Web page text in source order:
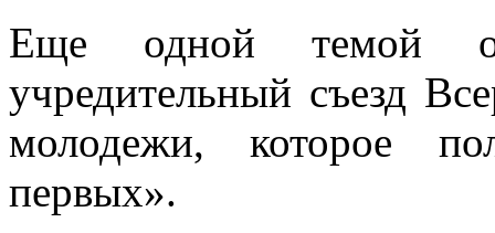
Еще одной темой
учредительный съезд
молодежи, которое
первых».